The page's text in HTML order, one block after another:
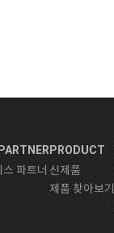
파트너
PRODUCT
신제품
제품 찾아보기